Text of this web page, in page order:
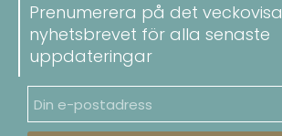
Prenumerera på det veckovisa
nyhetsbrevet för alla senaste
uppdateringar